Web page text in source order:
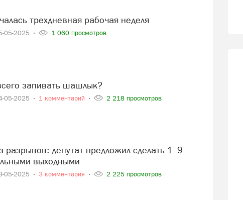
трехдневная рабочая неделя
05-2025 1 060 просмотров
запивать шашлык?
05-2025 1 комментарий 2 218 просмотров
выходными
05-2025 3 комментария 2 225 просмотров